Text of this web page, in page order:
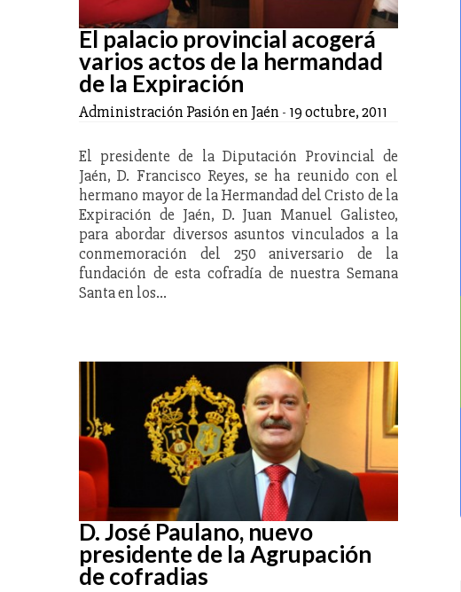
El palacio provincial acogerá
varios actos de la hermandad
de la Expiración
Administración Pasión en Jaén - 19 octubre, 2011
El presidente de la Diputación Provincial de
Jaén, D. Francisco Reyes, se ha reunido con el
hermano mayor de la Hermandad del Cristo de la
Expiración de Jaén, D. Juan Manuel Galisteo,
para abordar diversos asuntos vinculados a la
conmemoración del 250 aniversario de la
fundación de esta cofradía de nuestra Semana
Santa en los…
D. José Paulano, nuevo
presidente de la Agrupación
de cofradias